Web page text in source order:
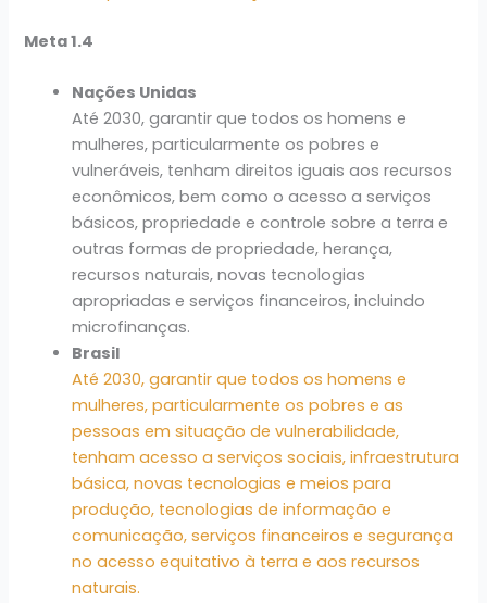
Meta 1.4
Nações Unidas
Até 2030, garantir que todos os homens e
mulheres, particularmente os pobres e
vulneráveis, tenham direitos iguais aos recursos
econômicos, bem como o acesso a serviços
básicos, propriedade e controle sobre a terra e
outras formas de propriedade, herança,
recursos naturais, novas tecnologias
apropriadas e serviços financeiros, incluindo
microfinanças.
Brasil
Até 2030, garantir que todos os homens e
mulheres, particularmente os pobres e as
pessoas em situação de vulnerabilidade,
tenham acesso a serviços sociais, infraestrutura
básica, novas tecnologias e meios para
produção, tecnologias de informação e
comunicação, serviços financeiros e segurança
no acesso equitativo à terra e aos recursos
naturais.